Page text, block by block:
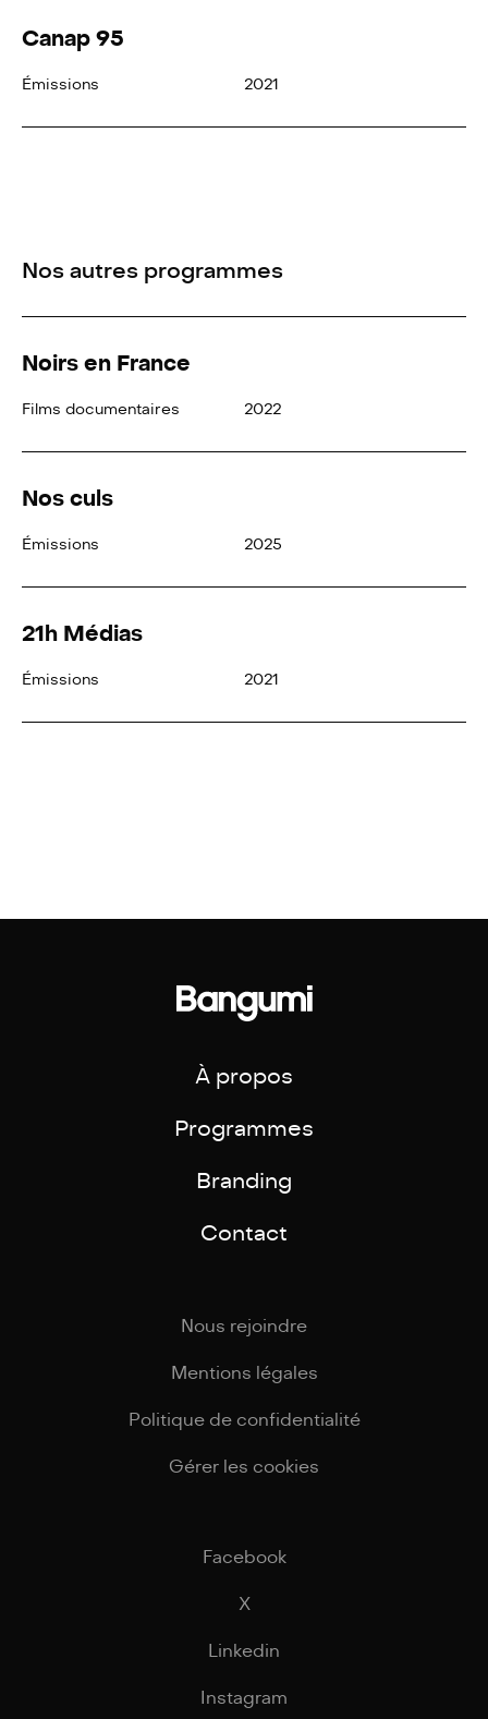
Canap 95
Émissions 2021
Nos autres programmes
Noirs en France
Films documentaires 2022
Nos culs
Émissions 2025
21h Médias
Émissions 2021
À propos
Programmes
Branding
Contact
Nous rejoindre
Mentions légales
Politique de confidentialité
Gérer les cookies
Facebook
X
Linkedin
Instagram